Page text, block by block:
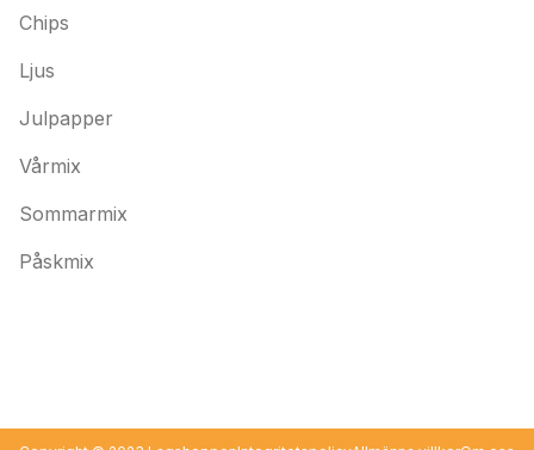
Chips
Ljus
Julpapper
Vårmix
Sommarmix
Påskmix